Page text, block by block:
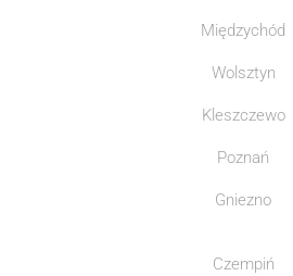
Międzychód
Wolsztyn
Kleszczewo
Poznań
Gniezno
Czempiń